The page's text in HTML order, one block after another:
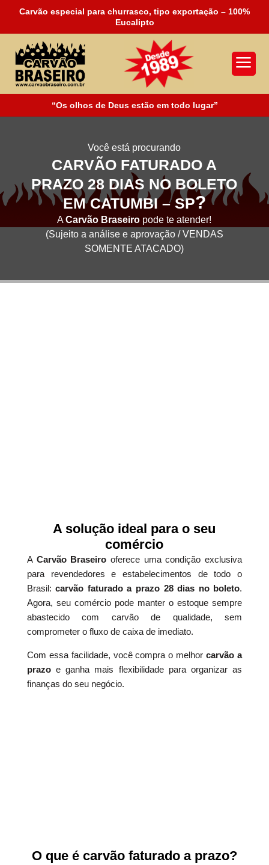
Carvão especial para churrasco, tipo exportação – 100%
Eucalipto
a
“Os olhos de Deus estão em todo lugar”
Você está procurando
CARVÃO FATURADO A
PRAZO 28 DIAS NO BOLETO
EM CATUMBI – SP?
ACarvão Braseiro pode te atender!
(Sujeito a análise e aprovação / VENDAS
SOMENTE ATACADO)
A solução ideal para o seu
comércio
A Carvão Braseiro oferece uma condição exclusiva
para revendedores e estabelecimentos de todo o
Brasil:carvão faturado a prazo 28 dias no boleto.
Agora, seu comércio pode manter o estoque sempre
abastecido com carvão de qualidade, sem
comprometer o fluxo de caixa de imediato.
Com essa facilidade, você compra o melhorcarvão a
prazoe ganha mais flexibilidade para organizar as
finanças do seu negócio.
O que é carvão faturado a prazo?